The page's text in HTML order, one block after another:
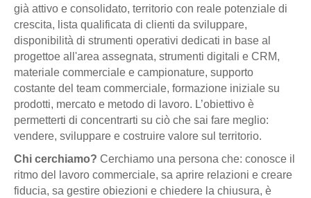
già attivo e consolidato, territorio con reale potenziale di
crescita, lista qualificata di clienti da sviluppare,
disponibilità di strumenti operativi dedicati in base al
progettoe all'area assegnata, strumenti digitali e CRM,
materiale commerciale e campionature, supporto
costante del team commerciale, formazione iniziale su
prodotti, mercato e metodo di lavoro. L’obiettivo è
permetterti di concentrarti su ciò che sai fare meglio:
vendere, sviluppare e costruire valore sul territorio.
Chi cerchiamo? Cerchiamo una persona che: conosce il
ritmo del lavoro commerciale, sa aprire relazioni e creare
fiducia, sa gestire obiezioni e chiedere la chiusura, è